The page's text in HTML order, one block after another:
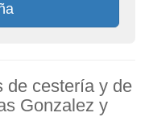
de cestería y de
Gonzalez y